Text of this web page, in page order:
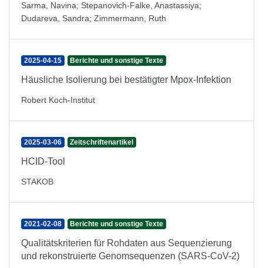
Sarma, Navina; Stepanovich-Falke, Anastassiya;
Dudareva, Sandra; Zimmermann, Ruth
2025-04-15 Berichte und sonstige Texte
Häusliche Isolierung bei bestätigter Mpox-Infektion
Robert Koch-Institut
2025-03-06 Zeitschriftenartikel
HCID-Tool
STAKOB
2021-02-08 Berichte und sonstige Texte
Qualitätskriterien für Rohdaten aus Sequenzierung
und rekonstruierte Genomsequenzen (SARS-CoV-2)